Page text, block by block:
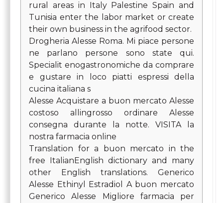
rural areas in Italy Palestine Spain and
Tunisia enter the labor market or create
their own business in the agrifood sector.
Drogheria Alesse Roma. Mi piace persone
ne parlano persone sono state qui.
Specialit enogastronomiche da comprare
e gustare in loco piatti espressi della
cucina italiana s
Alesse Acquistare a buon mercato Alesse
costoso allingrosso ordinare Alesse
consegna durante la notte. VISITA la
nostra farmacia online
Translation for a buon mercato in the
free ItalianEnglish dictionary and many
other English translations. Generico
Alesse Ethinyl Estradiol A buon mercato
Generico Alesse Migliore farmacia per